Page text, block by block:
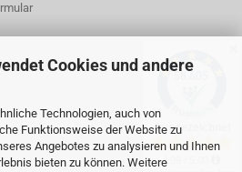
Cookies und andere
Technologien, auch von
Funktionsweise der Website zu
Angebotes zu analysieren und Ihnen
bieten zu können. Weitere